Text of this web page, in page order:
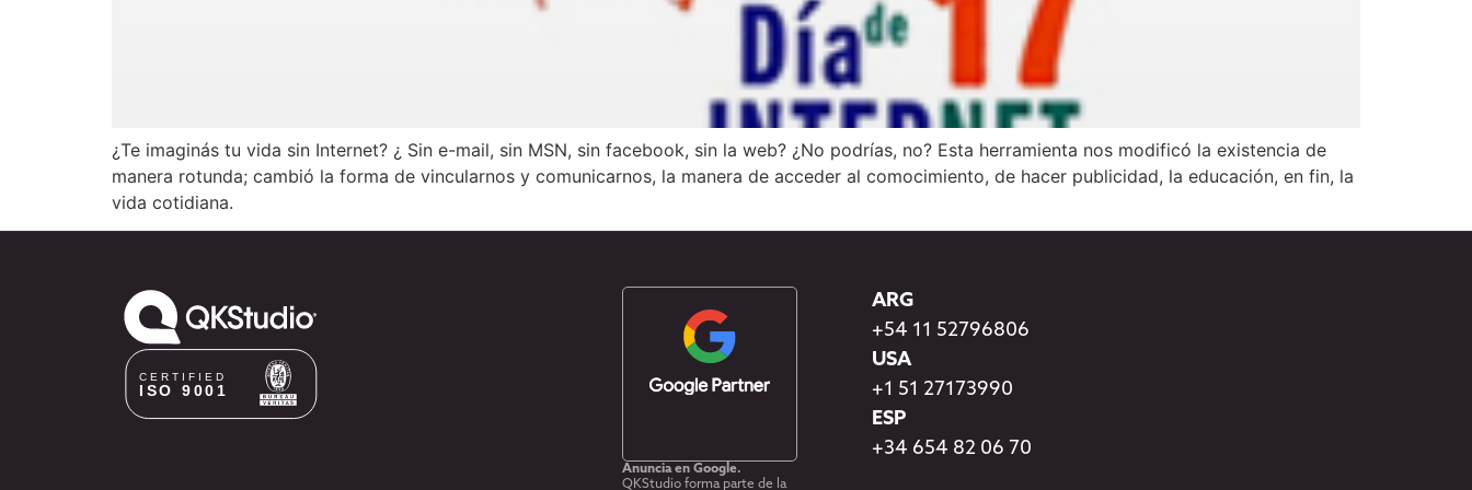
¿Te imaginás tu vida sin Internet? ¿ Sin e-mail, sin MSN, sin facebook, sin la web? ¿No podrías, no? Esta herramienta nos modificó la existencia de
manera rotunda; cambió la forma de vincularnos y comunicarnos, la manera de acceder al comocimiento, de hacer publicidad, la educación, en fin, la
vida cotidiana.
Anuncia en Google.
QKStudio forma parte de la
ARG
+54 11 52796806
USA
+1 51 27173990
ESP
+34 654 82 06 70